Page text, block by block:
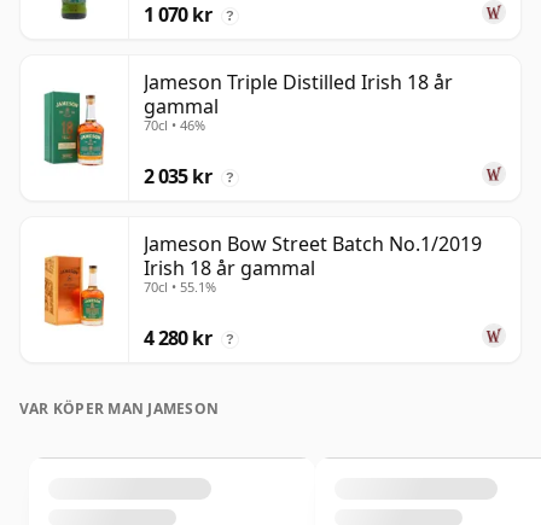
1 070 kr ?
Jameson Triple Distilled Irish 18 år
gammal
70cl • 46%
2 035 kr ?
Jameson Bow Street Batch No.1/2019
Irish 18 år gammal
70cl • 55.1%
4 280 kr ?
VAR KÖPER MAN JAMESON